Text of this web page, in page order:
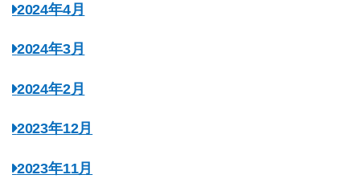
2024年4月
2024年3月
2024年2月
2023年12月
2023年11月